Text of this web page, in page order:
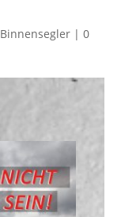
Binnensegler| 0